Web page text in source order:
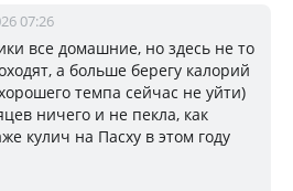
07:26
все домашние, но здесь не то
а больше берегу калорий
темпа сейчас не уйти)
ничего и не пекла, как
кулич на Пасху в этом году